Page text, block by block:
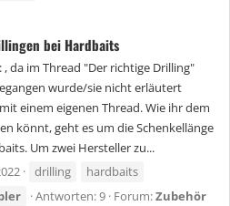
bei Hardbaits
, da im Thread "Der richtige Drilling"
wurde/sie nicht erläutert
einem eigenen Thread. Wie ihr dem
könnt, geht es um die Schenkellänge
Um zwei Hersteller zu...
drilling
hardbaits
Antworten: 9 Forum:Zubehör